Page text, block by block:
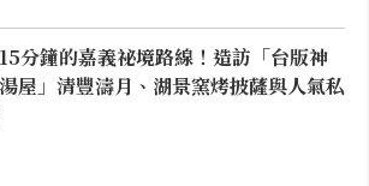
分鐘的嘉義祕境路線！造訪「台版神
屋」清豐濤月、湖景窯烤披薩與人氣私